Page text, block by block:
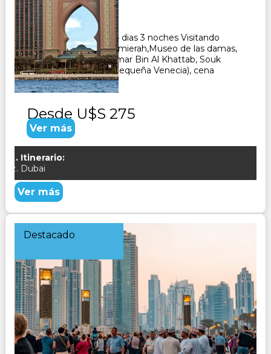
Duración:
4
Días 3 Noches
Paquete Turistico de 4 dias 3 noches Visitando
Dubai, Mezquita de Jumierah,Museo de las damas,
Mezquita Al Farooq Omar Bin Al Khattab, Souk
Madinat Jumierah (la pequeña Venecia), cena
barbacoa en Sahara
Desde U$S 275
Ver más
Itinerario:
Dubai
Ver más
Destacado